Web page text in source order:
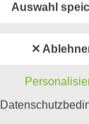
ist die
dass diese
Auswahl
✕